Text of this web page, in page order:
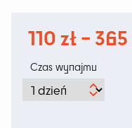
110 zł– 365
Czas wynajmu